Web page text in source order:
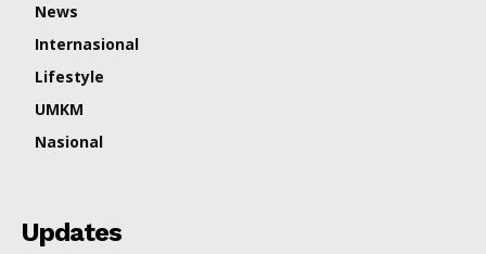
News
Internasional
Lifestyle
UMKM
Nasional
Updates